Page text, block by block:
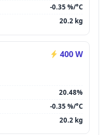
-0.35 %/°C
20.2 kg
400 W
20.48%
-0.35 %/°C
20.2 kg